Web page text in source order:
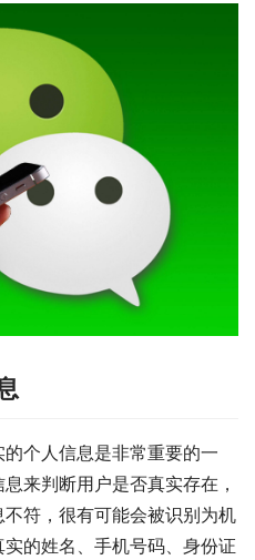
个人信息是非常重要的一
来判断用户是否真实存在，
符，很有可能会被识别为机
的姓名、手机号码、身份证